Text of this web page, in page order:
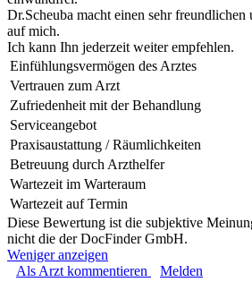
Dr.Scheuba macht einen sehr
auf mich.
Ich kann Ihn jederzeit weiter empfehlen.
Einfühlungsvermögen des Arztes
Vertrauen zum Arzt
Zufriedenheit mit der Behandlung
Serviceangebot
Praxisaustattung / Räumlichkeiten
Betreuung durch Arzthelfer
Wartezeit im Warteraum
Wartezeit auf Termin
Diese Bewertung ist die subjektive
nicht die der DocFinder GmbH.
Weniger anzeigen
Als Arzt kommentieren
Melden